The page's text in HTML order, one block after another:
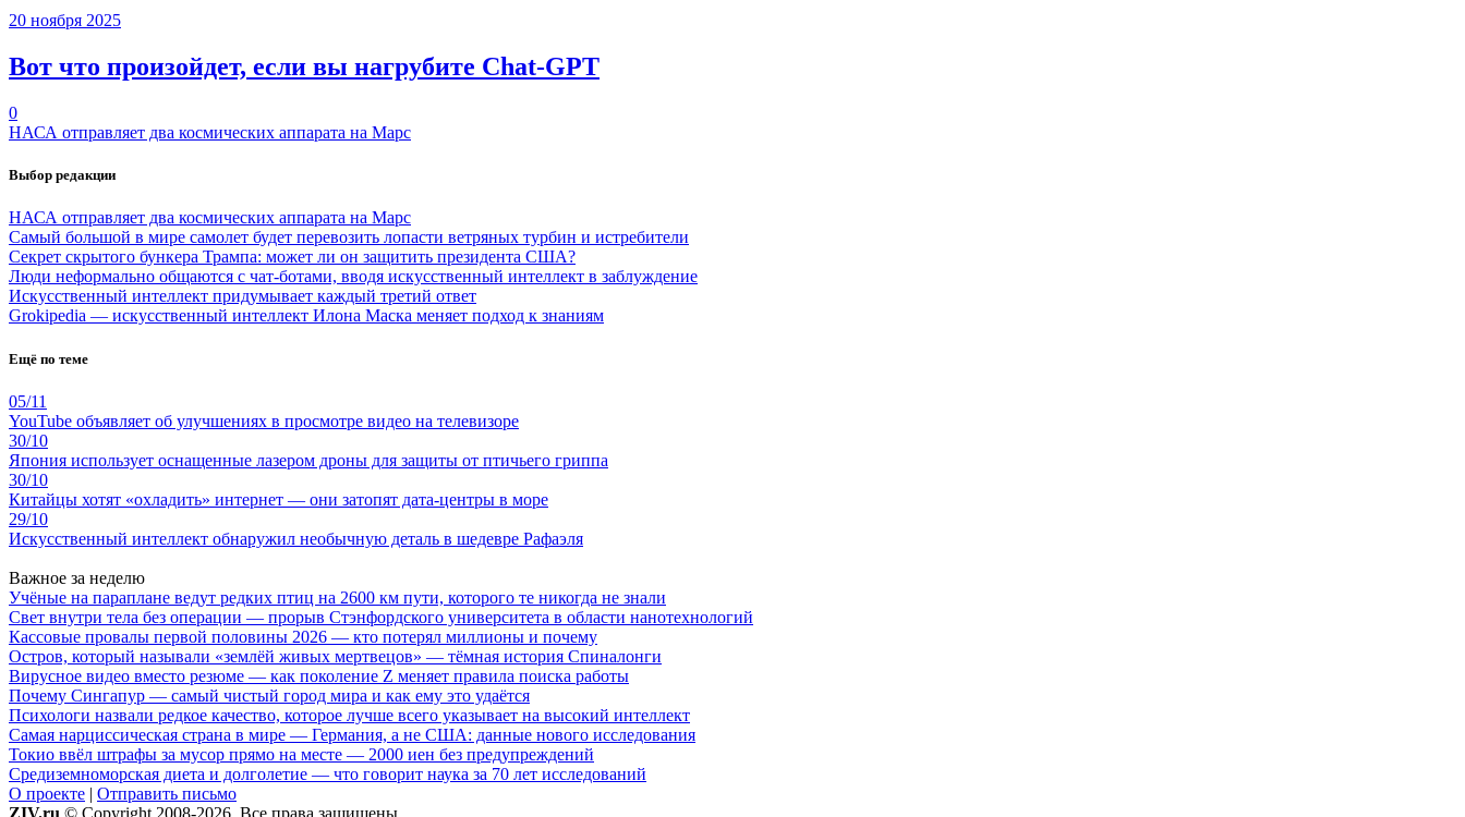
20 ноября 2025
Вот что произойдет, если вы нагрубите Chаt-GPT
0
НАСА отправляет два космических аппарата на Марс
Выбор редакции
НАСА отправляет два космических аппарата на Марс
Самый большой в мире самолет будет перевозить лопасти ветряных турбин и истребители
Секрет скрытого бункера Трампа: может ли он защитить президента США?
Люди неформально общаются с чат-ботами, вводя искусственный интеллект в заблуждение
Искусственный интеллект придумывает каждый третий ответ
Grokipedia — искусственный интеллект Илона Маска меняет подход к знаниям
Ещё по теме
05/11
YouTube объявляет об улучшениях в просмотре видео на телевизоре
30/10
Япония использует оснащенные лазером дроны для защиты от птичьего гриппа
30/10
Китайцы хотят «охладить» интернет — они затопят дата-центры в море
29/10
Искусственный интеллект обнаружил необычную деталь в шедевре Рафаэля
Важное за неделю
Учёные на параплане ведут редких птиц на 2600 км пути, которого те никогда не знали
Свет внутри тела без операции — прорыв Стэнфордского университета в области нанотехнологий
Кассовые провалы первой половины 2026 — кто потерял миллионы и почему
Остров, который называли «землёй живых мертвецов» — тёмная история Спиналонги
Вирусное видео вместо резюме — как поколение Z меняет правила поиска работы
Почему Сингапур — самый чистый город мира и как ему это удаётся
Психологи назвали редкое качество, которое лучше всего указывает на высокий интеллект
Самая нарциссическая страна в мире — Германия, а не США: данные нового исследования
Токио ввёл штрафы за мусор прямо на месте — 2000 иен без предупреждений
Средиземноморская диета и долголетие — что говорит наука за 70 лет исследований
О проекте | Отправить письмо
ZIV.ru © Copyright 2008-2026. Все права защищены.